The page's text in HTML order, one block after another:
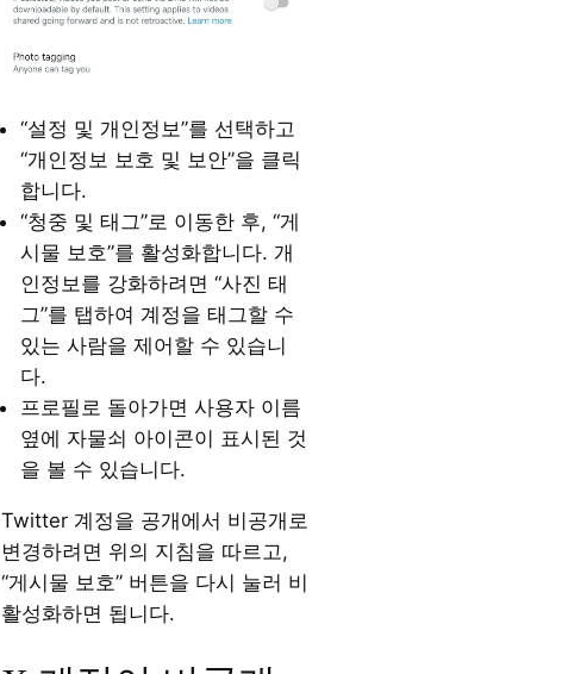
“설정 및 개인정보”를 선택하고
“개인정보 보호 및 보안”을 클릭
합니다.
“청중 및 태그”로 이동한 후, “게
시물 보호”를 활성화합니다. 개
인정보를 강화하려면 “사진 태
그”를 탭하여 계정을 태그할 수
있는 사람을 제어할 수 있습니
다.
프로필로 돌아가면 사용자 이름
옆에 자물쇠 아이콘이 표시된 것
을 볼 수 있습니다.
Twitter 계정을 공개에서 비공개로
변경하려면 위의 지침을 따르고,
“게시물 보호” 버튼을 다시 눌러 비
활성화하면 됩니다.